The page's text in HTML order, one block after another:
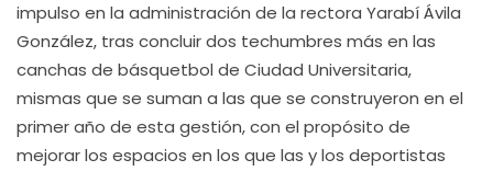
impulso en la administración de la rectora Yarabí Ávila
González, tras concluir dos techumbres más en las
canchas de básquetbol de Ciudad Universitaria,
mismas que se suman a las que se construyeron en el
primer año de esta gestión, con el propósito de
mejorar los espacios en los que las y los deportistas